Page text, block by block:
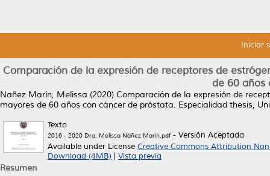
Iniciar
Comparación de la expresión de receptores de
de 60 años
Nañez Marín, Melissa (2020) Comparación de la expresión de
mayores de 60 años con cáncer de próstata. Especialidad thesis,
Texto
2016 - 2020 Dra. Melissa Náñez Marín.pdf- Versión Aceptada
Available under License Creative Commons Attribution
Download (4MB)
Vista previa
Resumen